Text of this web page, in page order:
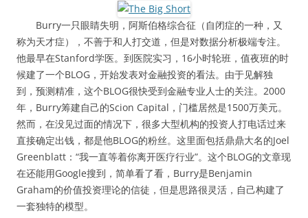
Burry一只眼睛失明，阿斯伯格综合征（自闭症的一种，又
称为天才症），不善于和人打交道，但是对数据分析极端专注。
他最早在Stanford学医。到医院实习，16小时轮班，值夜班的时
候建了一个BLOG，开始发表对金融投资的看法。由于见解独
到，预测精准，这个BLOG很快受到金融专业人士的关注。2000
年，Burry筹建自己的Scion Capital，门槛居然是1500万美元。
然而，在没见过面的情况下，很多大型机构的投资人打电话过来
直接确定出钱，都是他BLOG的粉丝。这里面包括鼎鼎大名的Joel
Greenblatt：“我一直等着你离开医疗行业”。这个BLOG的文章现
在还能用Google搜到，简单看了看，Burry是Benjamin
Graham的价值投资理论的信徒，但是思路很灵活，自己构建了
一套独特的模型。